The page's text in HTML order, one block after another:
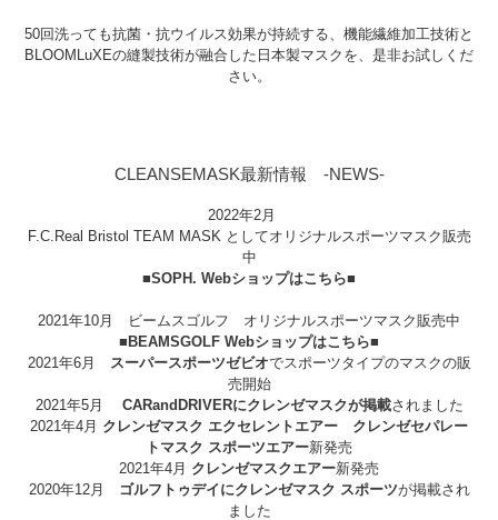
50回洗っても抗菌・抗ウイルス効果が持続する、機能繊維加工技術と
BLOOMLuXEの縫製技術が融合した日本製マスクを、是非お試しくだ
さい。
CLEANSEMASK最新情報 -NEWS-
2022年2月
F.C.Real Bristol TEAM MASK としてオリジナルスポーツマスク販売
中
■SOPH. Webショップはこちら■
2021年10月 ビームスゴルフ オリジナルスポーツマスク販売中
■BEAMSGOLF Webショップはこちら■
2021年6月
スーパースポーツゼビオでスポーツタイプのマスクの販
売開始
2021年5月 CARandDRIVERにクレンゼマスクが掲載されました
2021年4月 クレンゼマスク エクセレントエアー
クレンゼセパレー
トマスク スポーツエアー新発売
2021年4月 クレンゼマスクエアー新発売
2020年12月
ゴルフトゥデイにクレンゼマスク スポーツが掲載され
ました